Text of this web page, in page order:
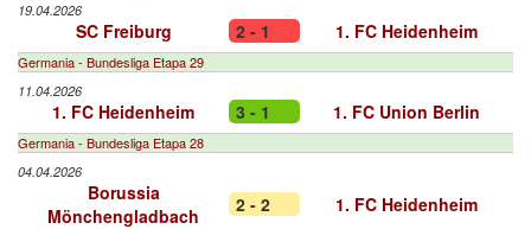
19.04.2026
SC Freiburg 2 - 1 1. FC Heidenheim
Germania - Bundesliga Etapa 29
11.04.2026
1. FC Heidenheim 3 - 1 1. FC Union Berlin
Germania - Bundesliga Etapa 28
04.04.2026
Borussia
Mönchengladbach
2 - 2 1. FC Heidenheim